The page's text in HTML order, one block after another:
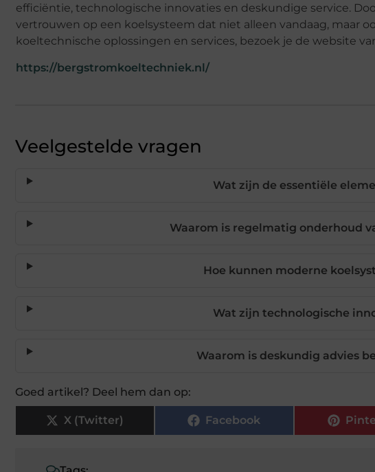
efficiëntie, technologische innovaties en deskundige service.
vertrouwen op een koelsysteem dat niet alleen vandaag, maar
koeltechnische oplossingen en services, bezoek je de website
https://bergstromkoeltechniek.nl/
Veelgestelde vragen
Wat zijn de essentiële
Waarom is regelmatig onderhoud
Hoe kunnen moderne
Wat zijn technologische
Waarom is deskundig advies
Goed artikel? Deel hem dan op:
X (Twitter) Facebook